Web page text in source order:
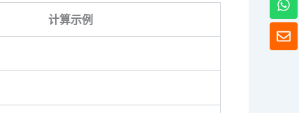
计算示例
信
封
h
a
t
s